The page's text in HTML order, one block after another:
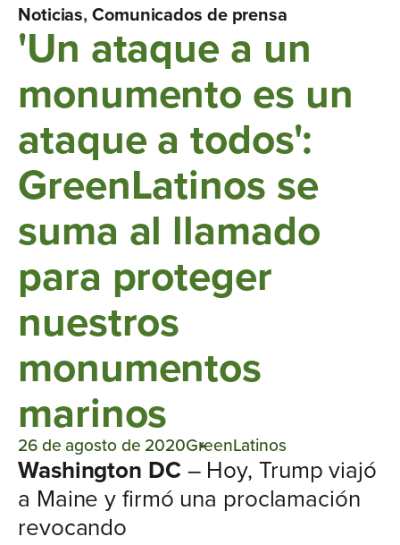
Noticias,Comunicados de prensa
'Un ataque a un
monumento es un
ataque a todos':
GreenLatinos se
suma al llamado
para proteger
nuestros
monumentos
marinos
26 de agosto de 2020GreenLatinos
Washington DC – Hoy, Trump viajó
a Maine y firmó una proclamación
revocando